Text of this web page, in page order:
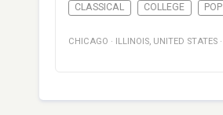
CLASSICAL COLLEGE POP
CHICAGO · ILLINOIS, UNITED STATES ·